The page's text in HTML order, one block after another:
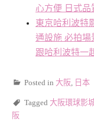
心方便 日式品
東京哈利波特
通設施 必拍場
跟哈利波特一
Posted in 大阪, 日本
Tagged 大阪環球影
阪